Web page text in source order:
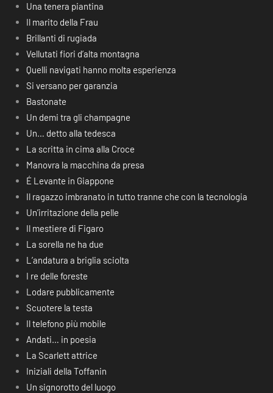
Una tenera piantina
Il marito della Frau
Brillanti di rugiada
Vellutati fiori d’alta montagna
Quelli navigati hanno molta esperienza
Si versano per garanzia
Bastonate
Un demi tra gli champagne
Un… detto alla tedesca
La scritta in cima alla Croce
Manovra la macchina da presa
É Levante in Giappone
Il ragazzo imbranato in tutto tranne che con la tecnologia
Un’irritazione della pelle
Il mestiere di Figaro
La sorella ne ha due
L’andatura a briglia sciolta
I re delle foreste
Lodare pubblicamente
Scuotere la testa
Il telefono più mobile
Andati… in poesia
La Scarlett attrice
Iniziali della Toffanin
Un signorotto del luogo